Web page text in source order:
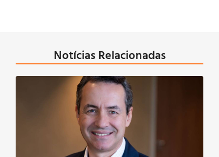
Notícias Relacionadas